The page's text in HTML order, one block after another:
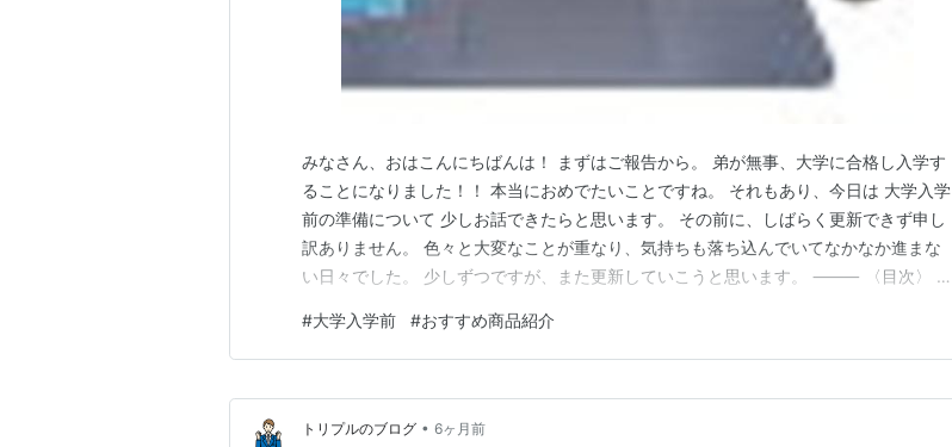
みなさん、おはこんにちばんは！ まずはご報告から。 弟が無事、大学に合格し入学す
ることになりました！！ 本当におめでたいことですね。 それもあり、今日は 大学入学
前の準備について 少しお話できたらと思います。 その前に、しばらく更新できず申し
訳ありません。 色々と大変なことが重なり、気持ちも落ち込んでいてなかなか進まな
い日々でした。 少しずつですが、また更新していこうと思います。 ⸻ 〈目次〉 1.
の（スーツ） 4.大学準備で感じたこと 5.近況（アプリと妻の活動） ⸻ 1.弟の大学
合格のご報告 弟が大学に無…
#大学入学前 #おすすめ商品紹介
トリプルのブログ • 6ヶ月前